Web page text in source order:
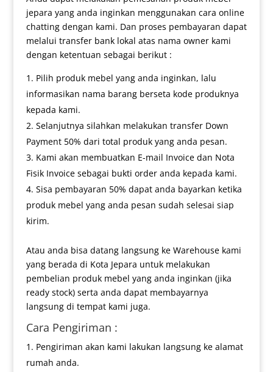
jepara yang anda inginkan menggunakan cara online
chatting dengan kami. Dan proses pembayaran dapat
melalui transfer bank lokal atas nama owner kami
dengan ketentuan sebagai berikut :
Pilih produk mebel yang anda inginkan, lalu
informasikan nama barang berseta kode produknya
kepada kami.
Selanjutnya silahkan melakukan transfer Down
Payment 50% dari total produk yang anda pesan.
Kami akan membuatkan E-mail Invoice dan Nota
Fisik Invoice sebagai bukti order anda kepada kami.
Sisa pembayaran 50% dapat anda bayarkan ketika
produk mebel yang anda pesan sudah selesai siap
kirim.
Atau anda bisa datang langsung ke Warehouse kami
yang berada di Kota Jepara untuk melakukan
pembelian produk mebel yang anda inginkan (jika
ready stock) serta anda dapat membayarnya
langsung di tempat kami juga.
Cara Pengiriman :
Pengiriman akan kami lakukan langsung ke alamat
rumah anda.